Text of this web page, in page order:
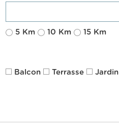
5 Km 10 Km 15 Km
Balcon Terrasse Jardin